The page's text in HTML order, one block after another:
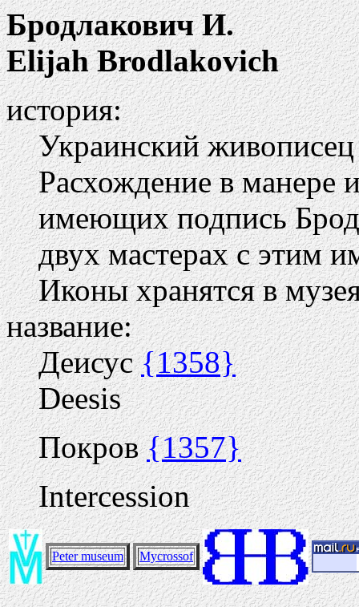
Бродлакович И.
Elijah Brodlakovich
история:
Украинский
Расхождение в манере
имеющих подпись
двух мастерах с этим
Иконы хранятся в
название:
Деисус{1358}
Deesis
Покров{1357}
Intercession
Peter museum Mycrossof